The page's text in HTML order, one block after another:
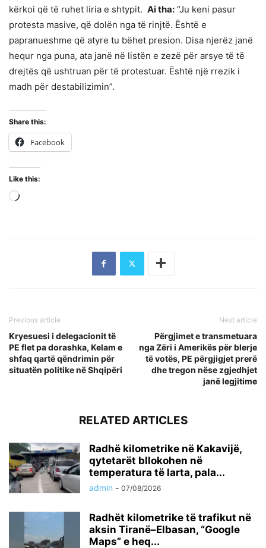
kërkoi që të ruhet liria e shtypit. Ai tha: “Ju keni pasur
protesta masive, që dolën nga të rinjtë. Është e
papranueshme që atyre tu bëhet presion. Disa njerëz janë
hequr nga puna, ata janë në listën e zezë për arsye të të
drejtës që ushtruan për të protestuar. Është një rrezik i
madh për destabilizimin”.
Share this:
Facebook
Like this:
Previous article
Kryesuesi i delegacionit të
PE flet pa dorashka, Kelam e
shfaq qartë qëndrimin për
situatën politike në Shqipëri
Next article
Përgjimet e transmetuara
nga Zëri i Amerikës për blerje
të votës, PE përgjigjet prerë
dhe tregon nëse zgjedhjet
janë legjitime
RELATED ARTICLES
Radhë kilometrike në Kakavijë,
qytetarët bllokohen në
temperatura të larta, pala...
admin - 07/08/2026
Radhët kilometrike të trafikut në
aksin Tiranë–Elbasan, “Google
Maps” e heq...